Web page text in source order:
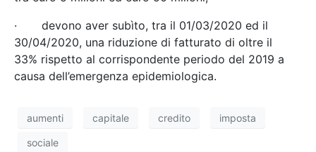
· devono aver subìto, tra il 01/03/2020 ed il
30/04/2020, una riduzione di fatturato di oltre il
33% rispetto al corrispondente periodo del 2019 a
causa dell’emergenza epidemiologica.
aumenti capitale credito imposta
sociale